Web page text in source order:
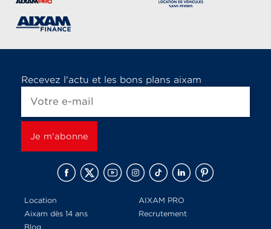
Recevez l'actu et les bons plans aixam
Location
AIXAM PRO
Aixam dès 14 ans
Recrutement
Blog